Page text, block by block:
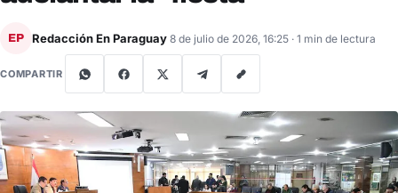
EP Redacción En Paraguay 8 de julio de 2026, 16:25 · 1 min de lectura
COMPARTIR